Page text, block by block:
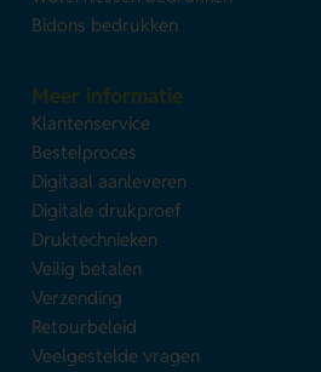
Bidons bedrukken
Meer informatie
Klantenservice
Bestelproces
Digitaal aanleveren
Digitale drukproef
Druktechnieken
Veilig betalen
Verzending
Retourbeleid
Veelgestelde vragen